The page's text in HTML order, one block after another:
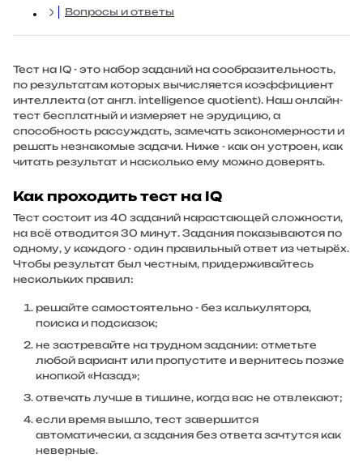
Вопросы и ответы
Тест на IQ - это набор заданий на сообразительность,
по результатам которых вычисляется коэффициент
интеллекта (от англ. intelligence quotient). Наш онлайн-
тест бесплатный и измеряет не эрудицию, а
способность рассуждать, замечать закономерности и
решать незнакомые задачи. Ниже - как он устроен, как
читать результат и насколько ему можно доверять.
Как проходить тест на IQ
Тест состоит из 40 заданий нарастающей сложности,
на всё отводится 30 минут. Задания показываются по
одному, у каждого - один правильный ответ из четырёх.
Чтобы результат был честным, придерживайтесь
нескольких правил:
решайте самостоятельно - без калькулятора,
поиска и подсказок;
не застревайте на трудном задании: отметьте
любой вариант или пропустите и вернитесь позже
кнопкой «Назад»;
отвечать лучше в тишине, когда вас не отвлекают;
если время вышло, тест завершится
автоматически, а задания без ответа зачтутся как
неверные.